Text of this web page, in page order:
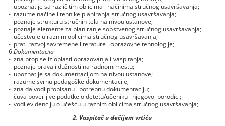
- upoznat je sa različitim oblicima i načinima stručnog usavršavanja;
- razume načine i tehnike planiranja stručnog usavršavanja;
- poznaje strukturu stručnih tela na nivou ustanove;
- poznaje elemente za planiranje sopstvenog stručnog usavršavanja;
- učestvuje u raznim oblicima stručnog usavršavanja;
- prati razvoj savremene literature i obrazovne tehnologije;
6.Dokumentacija
- zna propise iz oblasti obrazovanja i vaspitanja;
- poznaje prava i dužnosti na radnom mestu;
- upoznat je sa dokumentacijom na nivou ustanove;
- razume svrhu pedagoške dokumentacije;
- zna da vodi propisanu i potrebnu dokumentaciju;
- čuva poverljive podatke o detetu/učeniku i njegovoj porodici;
- vodi evidenciju o učešću u raznim oblicima stručnog usavršavanja;
2. Vaspitač u dečijem vrtiću